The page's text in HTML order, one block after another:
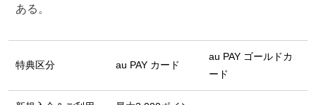
ある。
特典区分 au PAY カード
au PAY ゴールドカ
ード